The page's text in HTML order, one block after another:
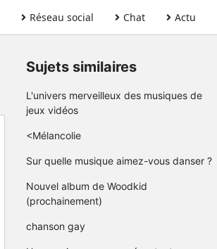
Réseau social Chat Actu
Sujets similaires
L'univers merveilleux des musiques de
jeux vidéos
<Mélancolie
Sur quelle musique aimez-vous danser ?
Nouvel album de Woodkid
(prochainement)
chanson gay